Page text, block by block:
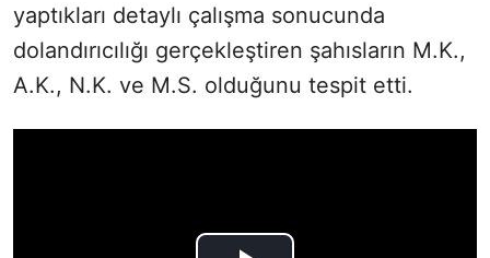
yaptıkları detaylı çalışma sonucunda
dolandırıcılığı gerçekleştiren şahısların M.K.,
A.K., N.K. ve M.S. olduğunu tespit etti.